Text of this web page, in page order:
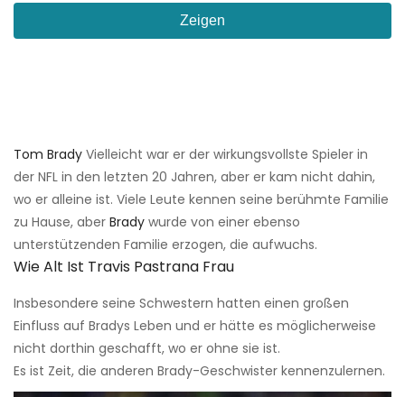
Zeigen
Tom Brady Vielleicht war er der wirkungsvollste Spieler in
der NFL in den letzten 20 Jahren, aber er kam nicht dahin,
wo er alleine ist. Viele Leute kennen seine berühmte Familie
zu Hause, aber Brady wurde von einer ebenso
unterstützenden Familie erzogen, die aufwuchs.
Wie Alt Ist Travis Pastrana Frau
Insbesondere seine Schwestern hatten einen großen
Einfluss auf Bradys Leben und er hätte es möglicherweise
nicht dorthin geschafft, wo er ohne sie ist.
Es ist Zeit, die anderen Brady-Geschwister kennenzulernen.